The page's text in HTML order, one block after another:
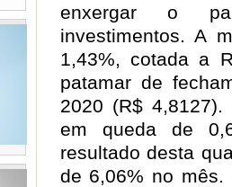
enxergar o
investimentos. A
1,43%, cotada a
patamar de
2020 (R$
em queda de
resultado desta
de 6,06% no mês.